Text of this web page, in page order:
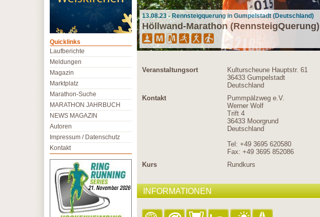
13.08.23 - Rennsteigquerung in Gumpelstadt (Deutschland)
Höllwand-Marathon (RennsteigQuerung)
Veranstaltungsort
Kulturscheune Hauptstr. 61
36433 Gumpelstadt
Deutschland
Kontakt
Pummpälzweg e.V.
Werner Wolf
Trift 4
36433 Moorgrund
Deutschland
Tel: +49 3695 620580
Fax: +49 3695 852086
Kurs
Rundkurs
INFORMATIONEN
Quicklinks
Laufberichte
Meldungen
Magazin
Marktplatz
Marathon-Suche
MARATHON JAHRBUCH
NEWS MAGAZIN
Autoren
Impressum / Datenschutz
Kontakt